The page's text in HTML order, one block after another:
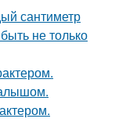
сантиметр
не только